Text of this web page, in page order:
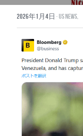
EuropeNews
China News
Featured Topics
Japan
Southeast Asia
Russia News
2026年1月4日 ·US News,